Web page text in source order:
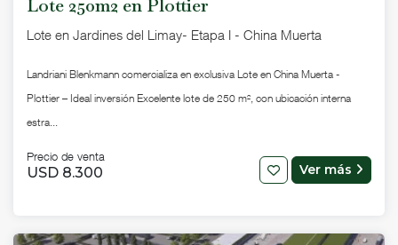
Lote 250m2 en Plottier
Lote en Jardines del Limay- Etapa I - China Muerta
Landriani Blenkmann comercializa en exclusiva Lote en China Muerta -
Plottier – Ideal inversión Excelente lote de 250 m², con ubicación interna
estra...
Precio de venta
USD 8.300 Ver más